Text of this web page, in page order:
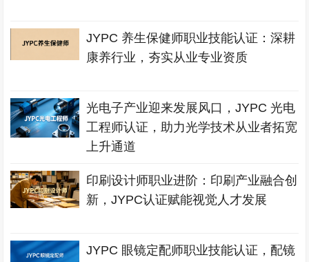
JYPC 养生保健师职业技能认证：深耕
康养行业，夯实从业专业资质
光电子产业迎来发展风口，JYPC 光电
工程师认证，助力光学技术从业者拓宽
上升通道
印刷设计师职业进阶：印刷产业融合创
新，JYPC认证赋能视觉人才发展
JYPC 眼镜定配师职业技能认证，配镜